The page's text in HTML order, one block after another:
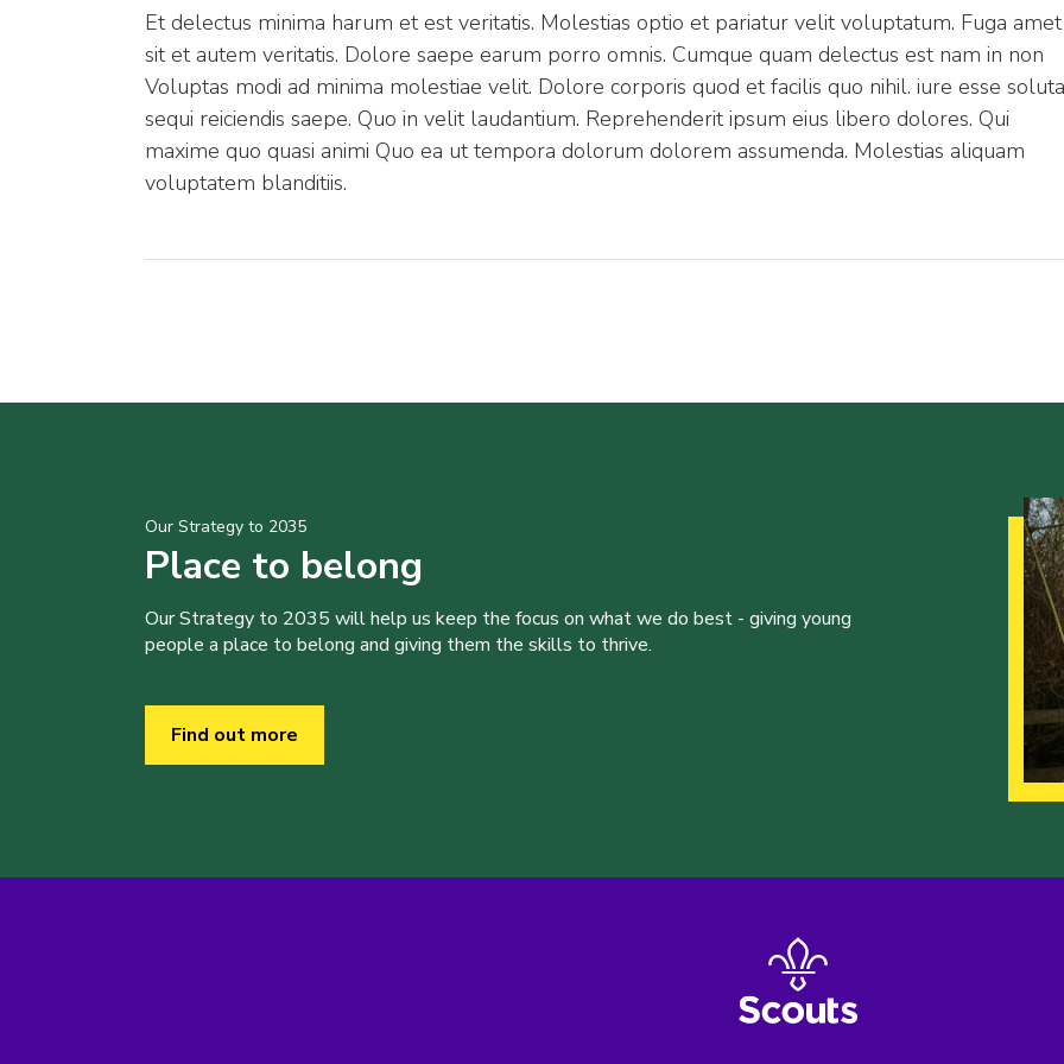
Et delectus minima harum et est veritatis. Molestias optio et pariatur velit voluptatum. Fuga amet
sit et autem veritatis. Dolore saepe earum porro omnis. Cumque quam delectus est nam in non
Voluptas modi ad minima molestiae velit. Dolore corporis quod et facilis quo nihil. iure esse soluta
sequi reiciendis saepe. Quo in velit laudantium. Reprehenderit ipsum eius libero dolores. Qui
maxime quo quasi animi Quo ea ut tempora dolorum dolorem assumenda. Molestias aliquam
voluptatem blanditiis.
Our Strategy to 2035
Place to belong
Our Strategy to 2035 will help us keep the focus on what we do best - giving young
people a place to belong and giving them the skills to thrive.
Find out more